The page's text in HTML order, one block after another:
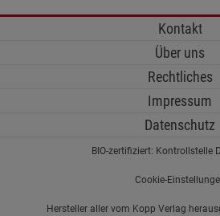
Kontakt
Über uns
Rechtliches
Impressum
Datenschutz
BIO-zertifiziert: Kontrollstelle
Cookie-
Hersteller aller vom Kopp Verlag